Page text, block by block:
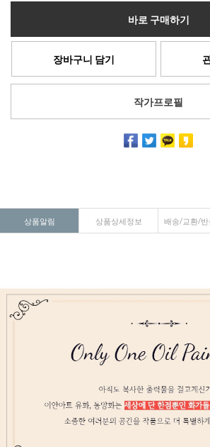
바로 구매하기
장바구니 담기
작가프로필
상품알림 상품상세정보 배송/교환/반